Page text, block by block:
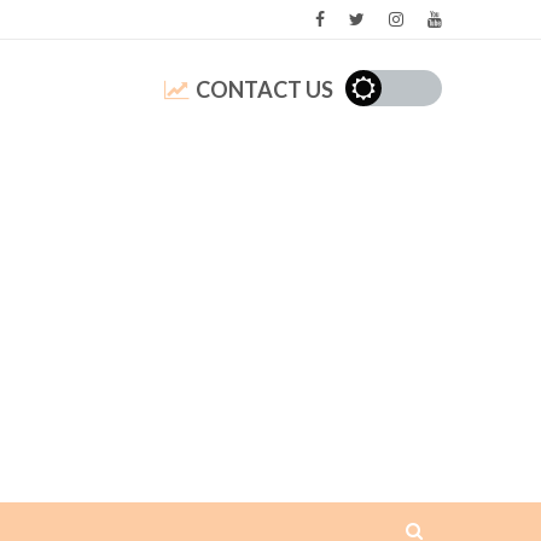
CONTACT US